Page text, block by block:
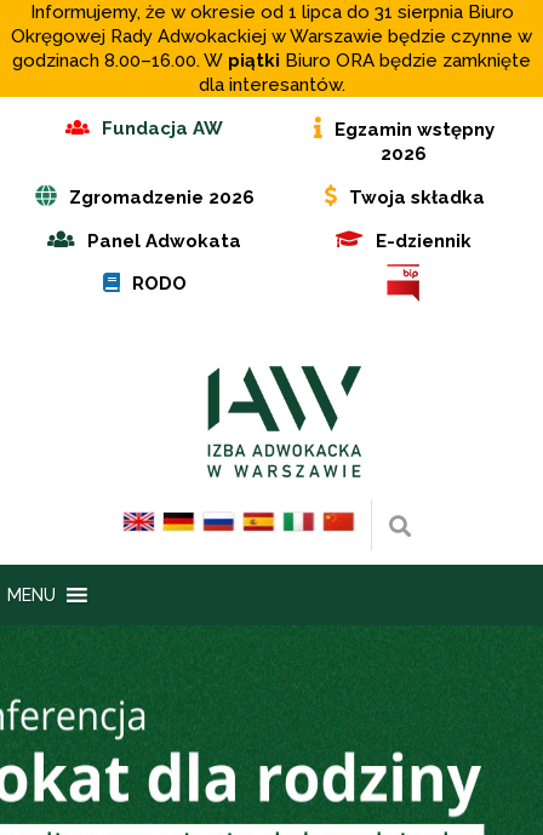
Informujemy, że w okresie od 1 lipca do 31 sierpnia Biuro
Okręgowej Rady Adwokackiej w Warszawie będzie czynne w
godzinach 8.00–16.00. W piątki Biuro ORA będzie zamknięte
dla interesantów.
Fundacja AW
Egzamin wstępny
2026
Zgromadzenie 2026
Twoja składka
Panel Adwokata
E-dziennik
RODO
Wyszukaj
MENU